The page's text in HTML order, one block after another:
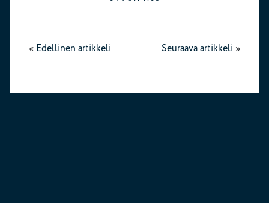
« Edellinen artikkeli Seuraava artikkeli »